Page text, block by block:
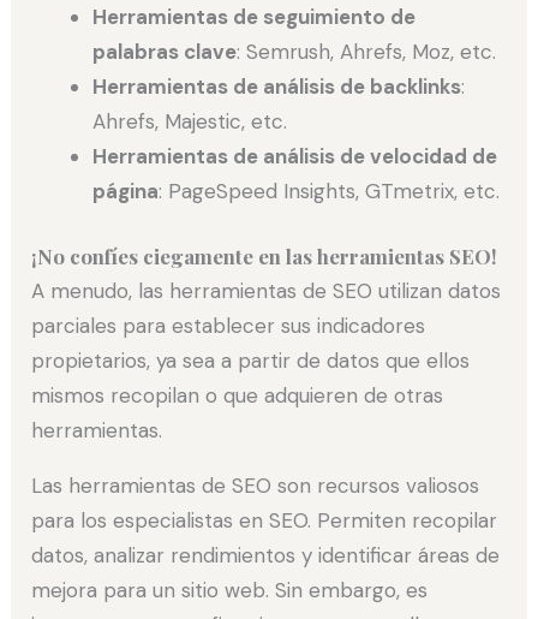
Herramientas de seguimiento de
palabras clave: Semrush, Ahrefs, Moz, etc.
Herramientas de análisis de backlinks:
Ahrefs, Majestic, etc.
Herramientas de análisis de velocidad de
página: PageSpeed Insights, GTmetrix, etc.
¡No confíes ciegamente en las herramientas SEO!
A menudo, las herramientas de SEO utilizan datos
parciales para establecer sus indicadores
propietarios, ya sea a partir de datos que ellos
mismos recopilan o que adquieren de otras
herramientas.
Las herramientas de SEO son recursos valiosos
para los especialistas en SEO. Permiten recopilar
datos, analizar rendimientos y identificar áreas de
mejora para un sitio web. Sin embargo, es